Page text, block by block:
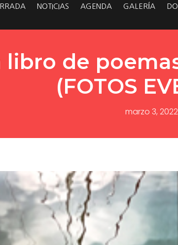
NOTICIAS AGENDA GALERÍA
de
(FOTOS
marzo 3, 2022